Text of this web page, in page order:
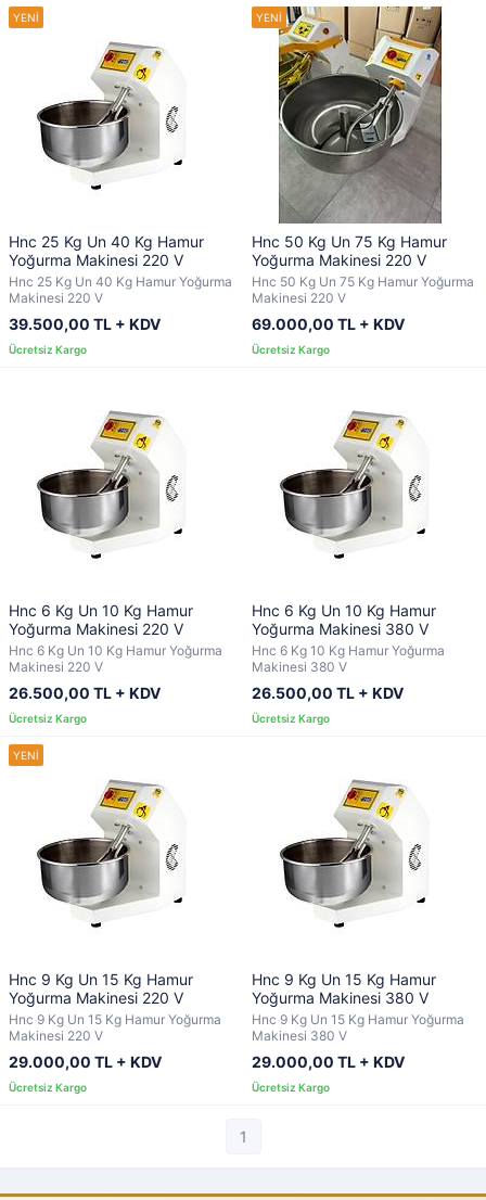
Hnc 25 Kg Un 40 Kg Hamur
Yoğurma Makinesi 220 V
Hnc 25 Kg Un 40 Kg Hamur Yoğurma
Makinesi 220 V
39.500,00 TL + KDV
Hnc 50 Kg Un 75 Kg Hamur
Yoğurma Makinesi 220 V
Hnc 50 Kg Un 75 Kg Hamur Yoğurma
Makinesi 220 V
69.000,00 TL + KDV
Hnc 6 Kg Un 10 Kg Hamur
Yoğurma Makinesi 220 V
Hnc 6 Kg Un 10 Kg Hamur Yoğurma
Makinesi 220 V
26.500,00 TL + KDV
Hnc 6 Kg Un 10 Kg Hamur
Yoğurma Makinesi 380 V
Hnc 6 Kg 10 Kg Hamur Yoğurma
Makinesi 380 V
26.500,00 TL + KDV
Hnc 9 Kg Un 15 Kg Hamur
Yoğurma Makinesi 220 V
Hnc 9 Kg Un 15 Kg Hamur Yoğurma
Makinesi 220 V
29.000,00 TL + KDV
Hnc 9 Kg Un 15 Kg Hamur
Yoğurma Makinesi 380 V
Hnc 9 Kg Un 15 Kg Hamur Yoğurma
Makinesi 380 V
29.000,00 TL + KDV
1